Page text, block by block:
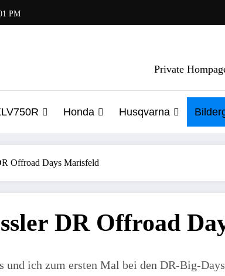
PM
Private
Honda Husqvarna
Offroad Days Marisfeld
DR Offroad
und ich zum ersten Mal bei den DR-Big-